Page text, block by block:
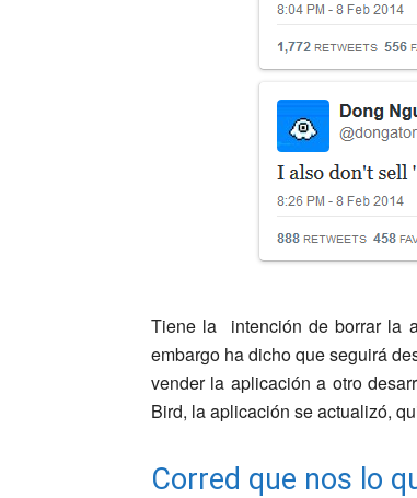
Tiene la intención de borrar la
embargo ha dicho que seguirá
vender la aplicación a otro
Bird, la aplicación se actualizó,
Corred que nos lo